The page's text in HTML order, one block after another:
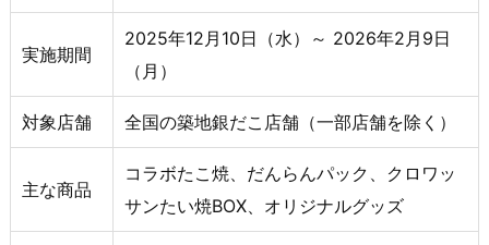
実施期間
2025年12月10日（水）～ 2026年2月9日
（月）
対象店舗 全国の築地銀だこ店舗（一部店舗を除く）
主な商品
コラボたこ焼、だんらんパック、クロワッ
サンたい焼BOX、オリジナルグッズ